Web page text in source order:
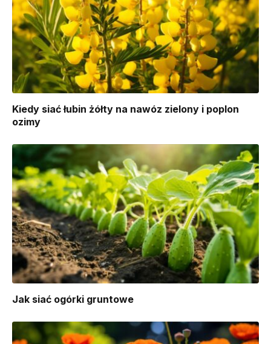
Kiedy siać łubin żółty na nawóz zielony i poplon
ozimy
Jak siać ogórki gruntowe